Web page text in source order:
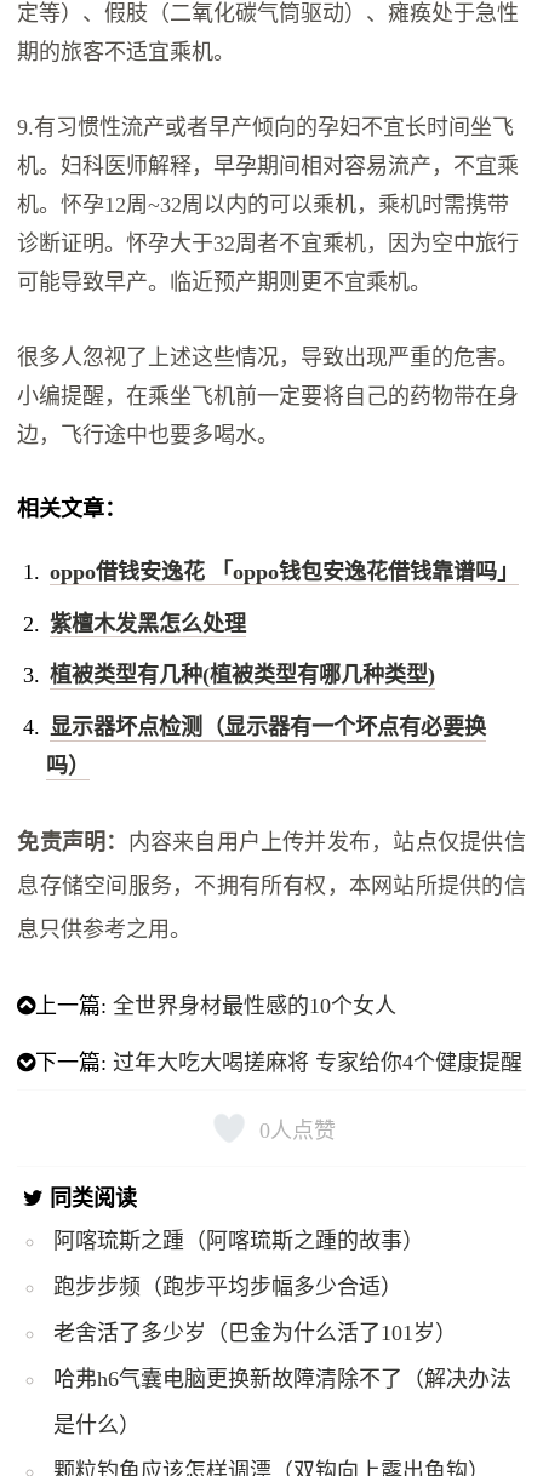
定等）、假肢（二氧化碳气筒驱动）、瘫痪处于急性
期的旅客不适宜乘机。
9.有习惯性流产或者早产倾向的孕妇不宜长时间坐飞
机。妇科医师解释，早孕期间相对容易流产，不宜乘
机。怀孕12周~32周以内的可以乘机，乘机时需携带
诊断证明。怀孕大于32周者不宜乘机，因为空中旅行
可能导致早产。临近预产期则更不宜乘机。
很多人忽视了上述这些情况，导致出现严重的危害。
小编提醒，在乘坐飞机前一定要将自己的药物带在身
边，飞行途中也要多喝水。
相关文章：
oppo借钱安逸花 「oppo钱包安逸花借钱靠谱吗」
紫檀木发黑怎么处理
植被类型有几种(植被类型有哪几种类型)
显示器坏点检测（显示器有一个坏点有必要换
吗）
免责声明： 内容来自用户上传并发布，站点仅提供信
息存储空间服务，不拥有所有权，本网站所提供的信
息只供参考之用。
上一篇:全世界身材最性感的10个女人
下一篇: 过年大吃大喝搓麻将 专家给你4个健康提醒
0人点赞
同类阅读
阿喀琉斯之踵（阿喀琉斯之踵的故事）
跑步步频（跑步平均步幅多少合适）
老舍活了多少岁（巴金为什么活了101岁）
哈弗h6气囊电脑更换新故障清除不了（解决办法
是什么）